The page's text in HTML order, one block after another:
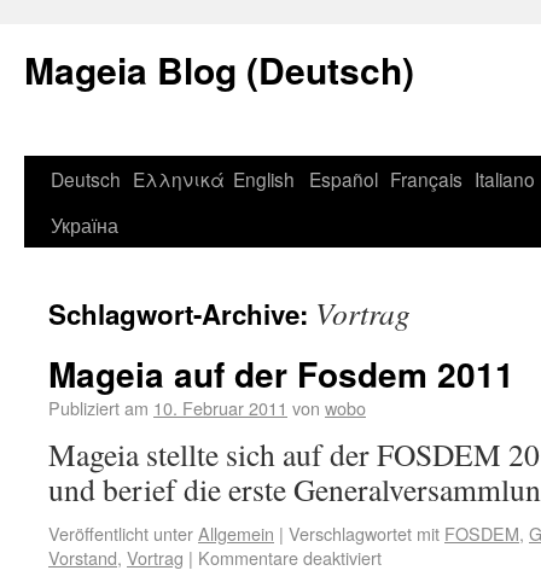
Mageia Blog (Deutsch)
Deutsch Ελληνικά English Español Français Italiano
Україна
Schlagwort-Archive: Vortrag
Mageia auf der Fosdem 2011
Publiziert am 10. Februar 2011 von wobo
Mageia stellte sich auf der FOSDEM
und berief die erste
Veröffentlicht unterAllgemein | Verschlagwortet mit FOSDEM,
Vorstand, Vortrag | Kommentare deaktiviert